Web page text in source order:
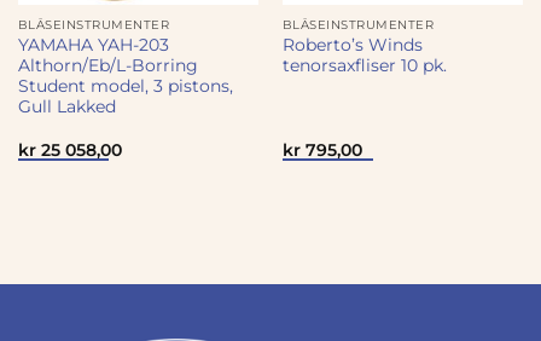
BLÅSEINSTRUMENTER
YAMAHA YAH-203
Althorn/Eb/L-Borring
Student model, 3 pistons,
Gull Lakked
kr25 058,00
BLÅSEINSTRUMENTER
Roberto’s Winds
tenorsaxfliser 10 pk.
kr795,00